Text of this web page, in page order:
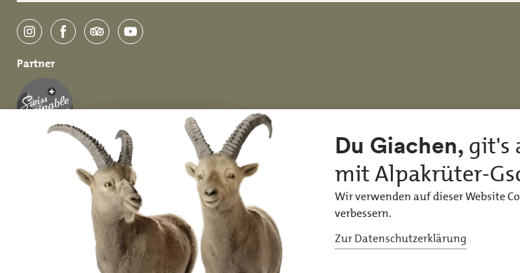
instagramfacebooktripadvisoryoutube
Partner
Datenschutz &
Deutsch English